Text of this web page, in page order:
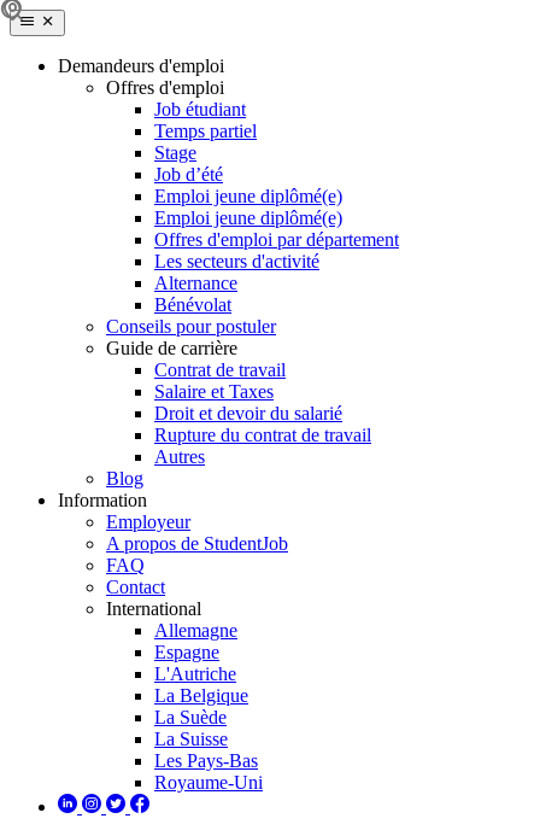
Demandeurs d'emploi
Offres d'emploi
Job étudiant
Temps partiel
Stage
Job d’été
Emploi jeune diplômé(e)
Emploi jeune diplômé(e)
Offres d'emploi par département
Les secteurs d'activité
Alternance
Bénévolat
Conseils pour postuler
Guide de carrière
Contrat de travail
Salaire et Taxes
Droit et devoir du salarié
Rupture du contrat de travail
Autres
Blog
Information
Employeur
A propos de StudentJob
FAQ
Contact
International
Allemagne
Espagne
L'Autriche
La Belgique
La Suède
La Suisse
Les Pays-Bas
Royaume-Uni